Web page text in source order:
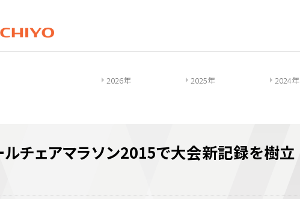
2026年 2025年 2024年
ルチェアマラソン2015で大会新記録を樹立